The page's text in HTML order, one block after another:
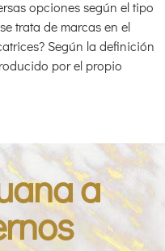
opciones según el tipo
trata de marcas en el
Según la definición
por el propio
a